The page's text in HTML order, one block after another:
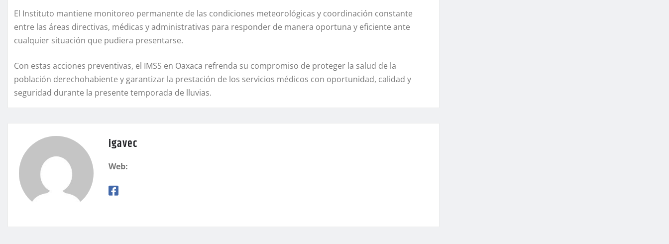
El Instituto mantiene monitoreo permanente de las condiciones meteorológicas y coordinación constante
entre las áreas directivas, médicas y administrativas para responder de manera oportuna y eficiente ante
cualquier situación que pudiera presentarse.
Con estas acciones preventivas, el IMSS en Oaxaca refrenda su compromiso de proteger la salud de la
población derechohabiente y garantizar la prestación de los servicios médicos con oportunidad, calidad y
seguridad durante la presente temporada de lluvias.
igavec
Web: